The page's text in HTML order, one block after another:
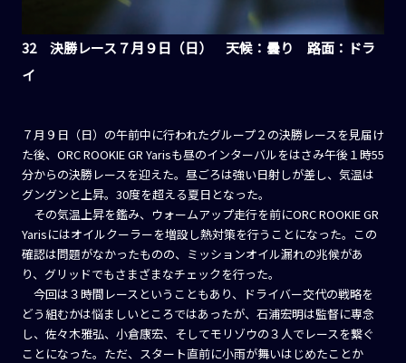
32 決勝レース７月９日（日） 天候：曇り 路面：ドラ
イ
７月９日（日）の午前中に行われたグループ２の決勝レースを見届け
た後、ORC ROOKIE GR Yarisも昼のインターバルをはさみ午後１時55
分からの決勝レースを迎えた。昼ごろは強い日射しが差し、気温は
グングンと上昇。30度を超える夏日となった。
その気温上昇を鑑み、ウォームアップ走行を前にORC ROOKIE GR
Yarisにはオイルクーラーを増設し熱対策を行うことになった。この
確認は問題がなかったものの、ミッションオイル漏れの兆候があ
り、グリッドでもさまざまなチェックを行った。
今回は３時間レースということもあり、ドライバー交代の戦略を
どう組むかは悩ましいところではあったが、石浦宏明は監督に専念
し、佐々木雅弘、小倉康宏、そしてモリゾウの３人でレースを繋ぐ
ことになった。ただ、スタート直前に小雨が舞いはじめたことか